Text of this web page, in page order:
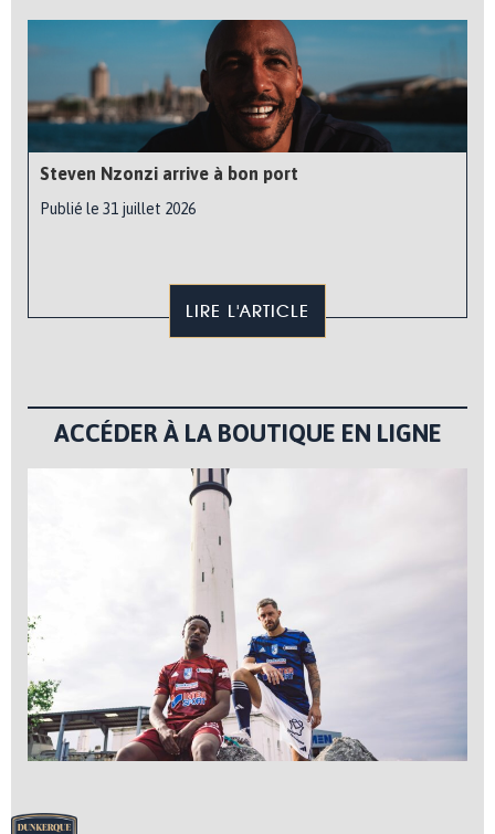
Steven Nzonzi arrive à bon port
Publié le 31 juillet 2026
LIRE L'ARTICLE
ACCÉDER À LA BOUTIQUE EN LIGNE